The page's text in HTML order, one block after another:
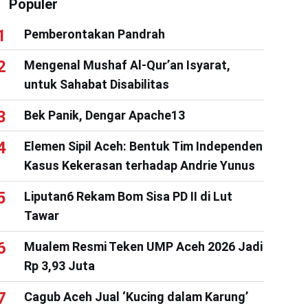
Populer
Pemberontakan Pandrah
Mengenal Mushaf Al-Qur’an Isyarat,
untuk Sahabat Disabilitas
Bek Panik, Dengar Apache13
Elemen Sipil Aceh: Bentuk Tim Independen
Kasus Kekerasan terhadap Andrie Yunus
Liputan6 Rekam Bom Sisa PD II di Lut
Tawar
Mualem Resmi Teken UMP Aceh 2026 Jadi
Rp 3,93 Juta
Cagub Aceh Jual ‘Kucing dalam Karung’